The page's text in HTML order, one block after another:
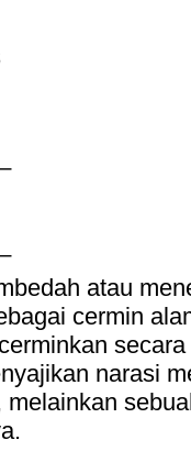
atau
cermin
narasi